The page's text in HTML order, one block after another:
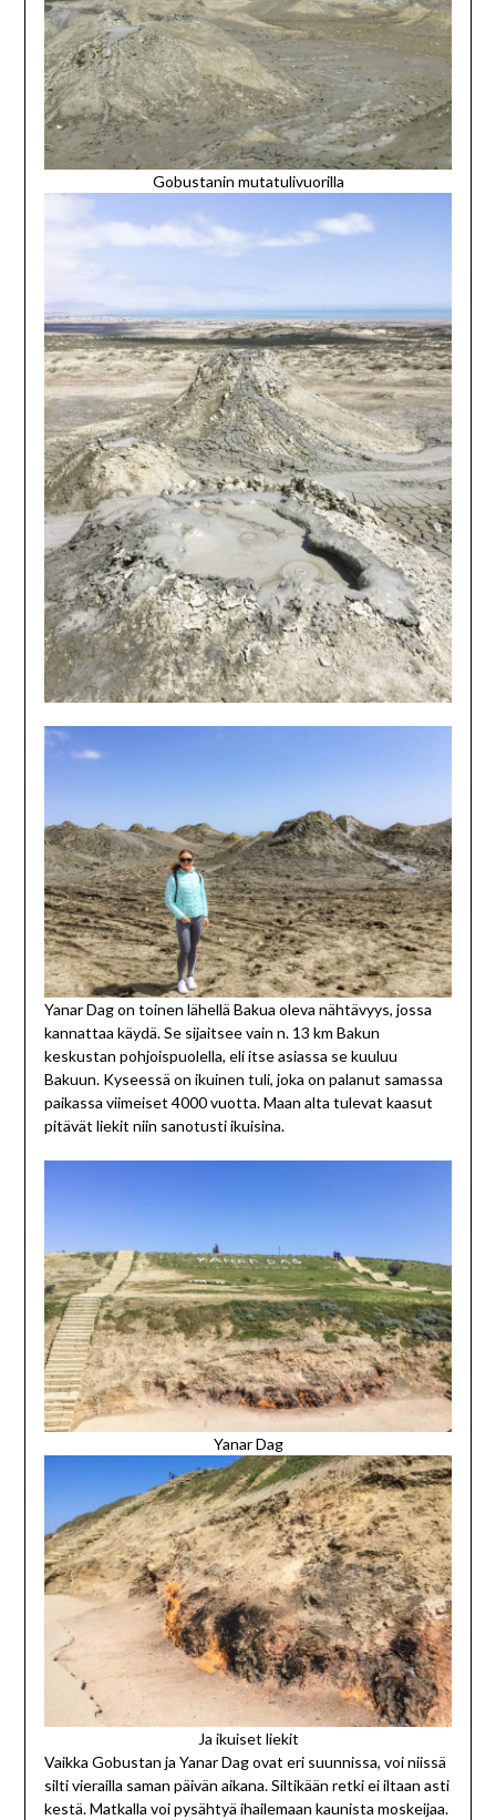
Gobustanin mutatulivuorilla
Yanar Dag on toinen lähellä Bakua oleva nähtävyys, jossa
kannattaa käydä. Se sijaitsee vain n. 13 km Bakun
keskustan pohjoispuolella, eli itse asiassa se kuuluu
Bakuun. Kyseessä on ikuinen tuli, joka on palanut samassa
paikassa viimeiset 4000 vuotta. Maan alta tulevat kaasut
pitävät liekit niin sanotusti ikuisina.
Yanar Dag
Ja ikuiset liekit
Vaikka Gobustan ja Yanar Dag ovat eri suunnissa, voi niissä
silti vierailla saman päivän aikana. Siltikään retki ei iltaan asti
kestä. Matkalla voi pysähtyä ihailemaan kaunista moskeijaa.